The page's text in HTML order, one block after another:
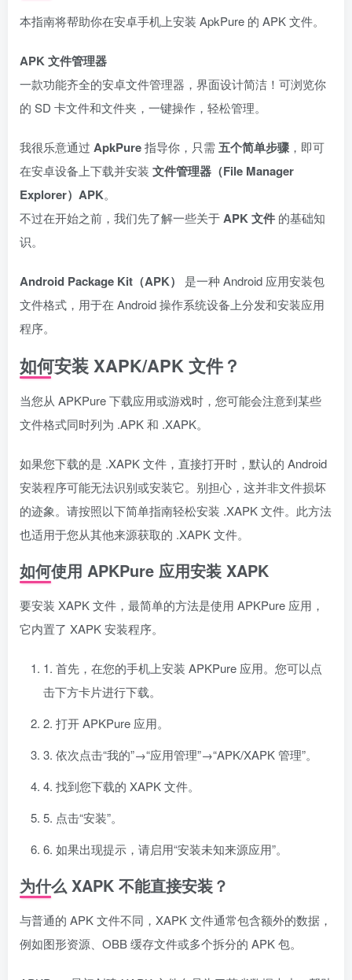
本指南将帮助你在安卓手机上安装 ApkPure 的 APK 文件。
APK 文件管理器
一款功能齐全的安卓文件管理器，界面设计简洁！可浏览你
的 SD 卡文件和文件夹，一键操作，轻松管理。
我很乐意通过 ApkPure指导你，只需五个简单步骤 ，即可
在安卓设备上下载并安装 文件管理器（File Manager
Explorer）APK。
不过在开始之前，我们先了解一些关于APK 文件 的基础知
识。
Android Package Kit（APK）
是一种 Android 应用安装包
文件格式，用于在 Android 操作系统设备上分发和安装应用
程序。
如何安装 XAPK/APK 文件？
当您从 APKPure 下载应用或游戏时，您可能会注意到某些
文件格式同时列为 .APK 和 .XAPK。
如果您下载的是 .XAPK 文件，直接打开时，默认的 Android
安装程序可能无法识别或安装它。别担心，这并非文件损坏
的迹象。请按照以下简单指南轻松安装 .XAPK 文件。此方法
也适用于您从其他来源获取的 .XAPK 文件。
如何使用 APKPure 应用安装 XAPK
要安装 XAPK 文件，最简单的方法是使用 APKPure 应用，
它内置了 XAPK 安装程序。
1. 首先，在您的手机上安装 APKPure 应用。您可以点
击下方卡片进行下载。
2. 打开 APKPure 应用。
3. 依次点击“我的”→“应用管理”→“APK/XAPK 管理”。
4. 找到您下载的 XAPK 文件。
5. 点击“安装”。
6. 如果出现提示，请启用“安装未知来源应用”。
为什么 XAPK 不能直接安装？
与普通的 APK 文件不同，XAPK 文件通常包含额外的数据，
例如图形资源、OBB 缓存文件或多个拆分的 APK 包。